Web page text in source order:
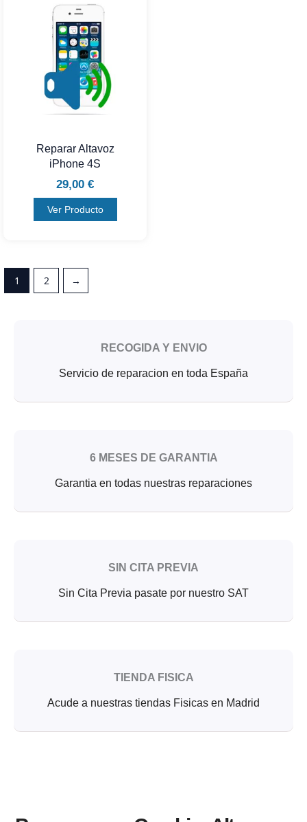
Reparar Altavoz
iPhone 4S
29,00 €
Ver Producto
1 2 →
RECOGIDA Y ENVIO
Servicio de reparacion en toda España
6 MESES DE GARANTIA
Garantia en todas nuestras reparaciones
SIN CITA PREVIA
Sin Cita Previa pasate por nuestro SAT
TIENDA FISICA
Acude a nuestras tiendas Fisicas en Madrid